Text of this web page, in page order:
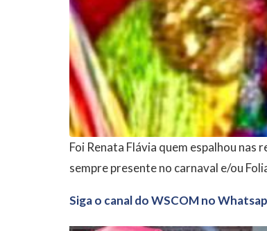
Foi Renata Flávia quem espalhou
sempre presente no carnaval e/ou
Siga o canal do WSCOM no